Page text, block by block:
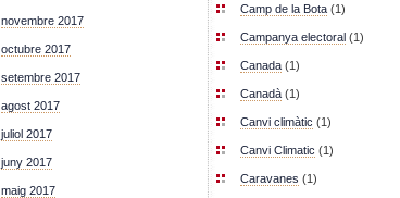
novembre 2017
octubre 2017
setembre 2017
agost 2017
juliol 2017
juny 2017
maig 2017
Camp de la Bota (1)
Campanya electoral (1)
Canada (1)
Canadà (1)
Canvi climàtic (1)
Canvi Climatic (1)
Caravanes (1)